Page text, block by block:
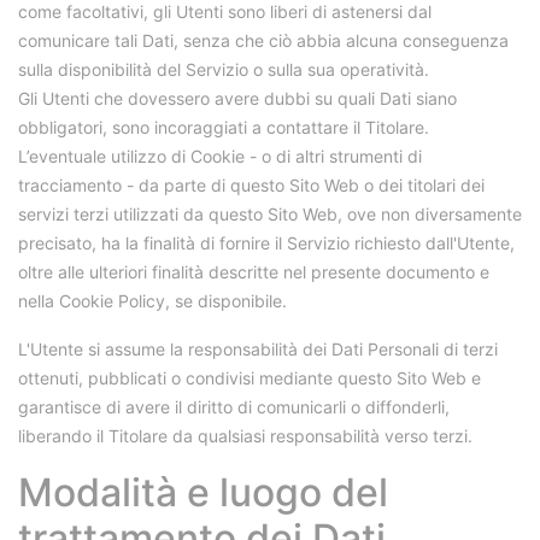
come facoltativi, gli Utenti sono liberi di astenersi dal
comunicare tali Dati, senza che ciò abbia alcuna conseguenza
sulla disponibilità del Servizio o sulla sua operatività.
Gli Utenti che dovessero avere dubbi su quali Dati siano
obbligatori, sono incoraggiati a contattare il Titolare.
L’eventuale utilizzo di Cookie - o di altri strumenti di
tracciamento - da parte di questo Sito Web o dei titolari dei
servizi terzi utilizzati da questo Sito Web, ove non diversamente
precisato, ha la finalità di fornire il Servizio richiesto dall'Utente,
oltre alle ulteriori finalità descritte nel presente documento e
nella Cookie Policy, se disponibile.
L'Utente si assume la responsabilità dei Dati Personali di terzi
ottenuti, pubblicati o condivisi mediante questo Sito Web e
garantisce di avere il diritto di comunicarli o diffonderli,
liberando il Titolare da qualsiasi responsabilità verso terzi.
Modalità e luogo del